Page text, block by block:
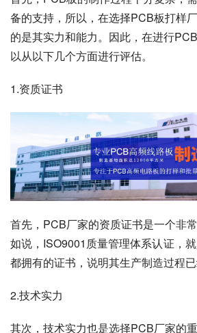
备的支持，所以，在选择PCB板打样
的是其实力和能力。因此，在进行
以从以下几个方面进行评估。
1.资质证书
首先，PCB厂家的资质证书是一个非
如说，ISO9001质量管理体系认证，
都拥有的证书，说明其生产制造过程已
2.技术实力
其次，技术实力也是选择PCB厂家的